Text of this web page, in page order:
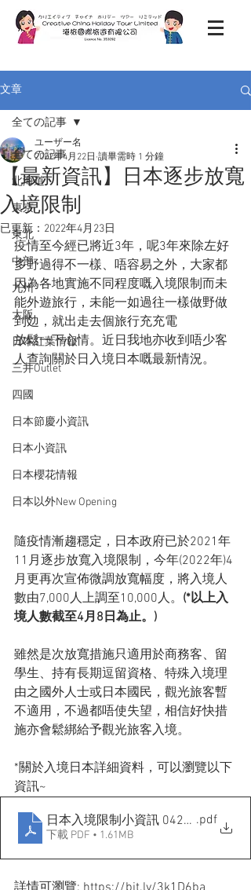
文章
全ての記事
北海道
東京
東北
中部
九州
大阪
日本紅葉情報
三井Outlet
四國
日本節慶小資訊
日本小資訊
日本櫻花情報
日本以外New Opening
全ての記事
【最新資訊】日本逐步放寬
入境限制
ユーザー名
2022年4月22日 讀畢需時 1 分鐘
已更新： 2022年4月23日
疫情至今經已將近3年，呢3年來除左好
多野過得不一樣、唔容易之外，大家都
因為各地實施不同程度嘅入境限制而未
能外遊旅行，未能一如過往一樣做野做
到攰，就出走去個旅行充充電
放鬆一下心情。近日我地亦收到唔少客
人查詢關於日入境日本嘅最新情況。
隨疫情漸趨穩定，日本政府已於2021年
11月逐步放寬入境限制，今年(2022年)4
月更再次宣佈微調放寬幅度，將入境人
數由7,000人上調至10,000人。 (*以上入
境人數截至4月8日為止。)
雖然是次放寬措施只適用於商務客、留
學生、持有長期逗留資格、特殊入境理
由之國外人士或日本國民，觀光旅客暫
不適用，不過都唔使失望，相信好快措
施亦會鬆綁給予觀光旅客入境。
*關於入境日本詳細資料，可以瀏覽以下
資訊~
日本入境限制小資訊 0422_R4
.pdf
下載 PDF • 1.61MB